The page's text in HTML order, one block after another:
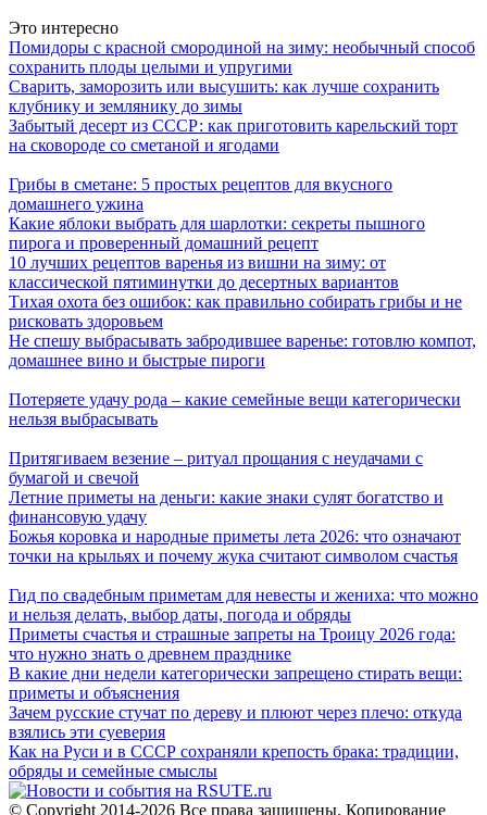
Это интересно
Помидоры с красной смородиной на зиму: необычный способ
сохранить плоды целыми и упругими
Сварить, заморозить или высушить: как лучше сохранить
клубнику и землянику до зимы
Забытый десерт из СССР: как приготовить карельский торт
на сковороде со сметаной и ягодами
Грибы в сметане: 5 простых рецептов для вкусного
домашнего ужина
Какие яблоки выбрать для шарлотки: секреты пышного
пирога и проверенный домашний рецепт
10 лучших рецептов варенья из вишни на зиму: от
классической пятиминутки до десертных вариантов
Тихая охота без ошибок: как правильно собирать грибы и не
рисковать здоровьем
Не спешу выбрасывать забродившее варенье: готовлю компот,
домашнее вино и быстрые пироги
Потеряете удачу рода – какие семейные вещи категорически
нельзя выбрасывать
Притягиваем везение – ритуал прощания с неудачами с
бумагой и свечой
Летние приметы на деньги: какие знаки сулят богатство и
финансовую удачу
Божья коровка и народные приметы лета 2026: что означают
точки на крыльях и почему жука считают символом счастья
Гид по свадебным приметам для невесты и жениха: что можно
и нельзя делать, выбор даты, погода и обряды
Приметы счастья и страшные запреты на Троицу 2026 года:
что нужно знать о древнем празднике
В какие дни недели категорически запрещено стирать вещи:
приметы и объяснения
Зачем русские стучат по дереву и плюют через плечо: откуда
взялись эти суеверия
Как на Руси и в СССР сохраняли крепость брака: традиции,
обряды и семейные смыслы
© Copyright 2014-2026 Все права защищены. Копирование